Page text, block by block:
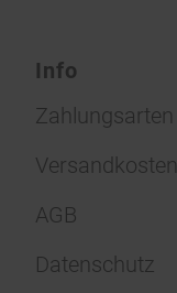
Info
Zahlungsarten
Versandkosten
AGB
Datenschutz